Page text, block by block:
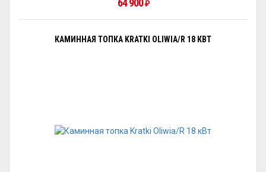
64 900₽
КАМИННАЯ ТОПКА KRATKI OLIWIA/R 18 КВТ